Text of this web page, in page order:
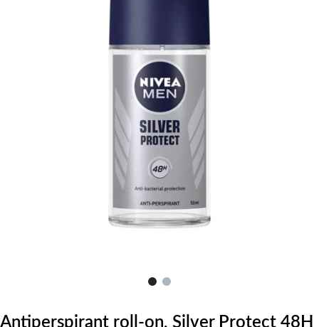
Antiperspirant roll-on, Silver Protect 48H